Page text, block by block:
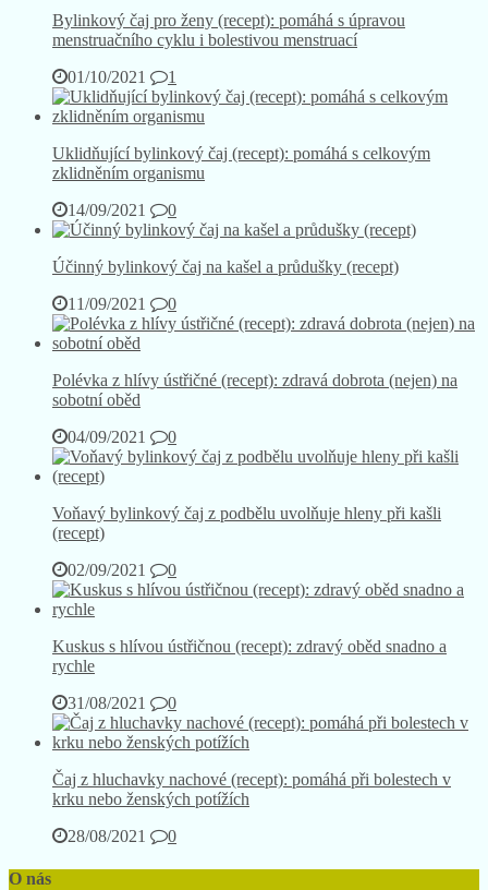
Bylinkový čaj pro ženy (recept): pomáhá s úpravou
menstruačního cyklu i bolestivou menstruací
01/10/2021
1
Uklidňující bylinkový čaj (recept): pomáhá s celkovým
zklidněním organismu
14/09/2021
0
Účinný bylinkový čaj na kašel a průdušky (recept)
11/09/2021
0
Polévka z hlívy ústřičné (recept): zdravá dobrota (nejen) na
sobotní oběd
04/09/2021
0
Voňavý bylinkový čaj z podbělu uvolňuje hleny při kašli
(recept)
02/09/2021
0
Kuskus s hlívou ústřičnou (recept): zdravý oběd snadno a
rychle
31/08/2021
0
Čaj z hluchavky nachové (recept): pomáhá při bolestech v
krku nebo ženských potížích
28/08/2021
0
O nás